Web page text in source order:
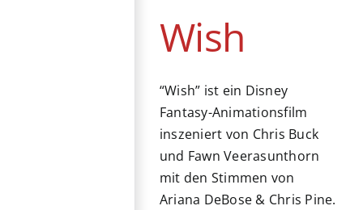
Wish
“Wish” ist ein Disney
Fantasy-Animationsfilm
inszeniert von Chris Buck
und Fawn Veerasunthorn
mit den Stimmen von
Ariana DeBose & Chris Pine.